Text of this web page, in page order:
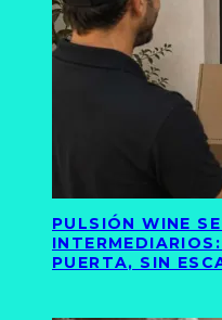
PULSIÓN WINE
PUERTA, SIN